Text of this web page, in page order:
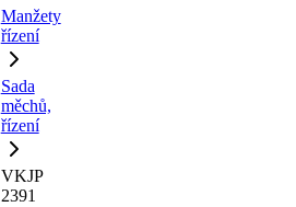
Manžety
řízení
Sada
měchů,
řízení
VKJP
2391